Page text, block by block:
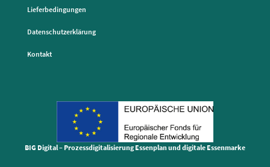
Lieferbedingungen
Datenschutzerklärung
Kontakt
BIG Digital – Prozessdigitalisierung Essenplan und digitale Essenmarke